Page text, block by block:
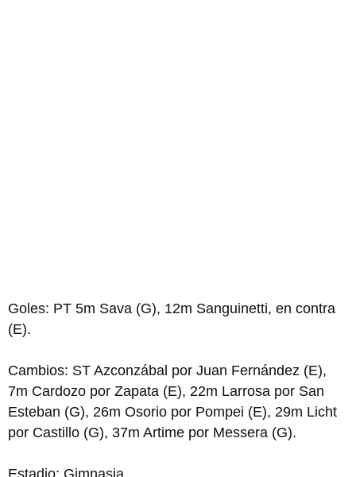
Goles: PT 5m Sava (G), 12m Sanguinetti, en contra
(E).
Cambios: ST Azconzábal por Juan Fernández (E),
7m Cardozo por Zapata (E), 22m Larrosa por San
Esteban (G), 26m Osorio por Pompei (E), 29m Licht
por Castillo (G), 37m Artime por Messera (G).
Estadio: Gimnasia.